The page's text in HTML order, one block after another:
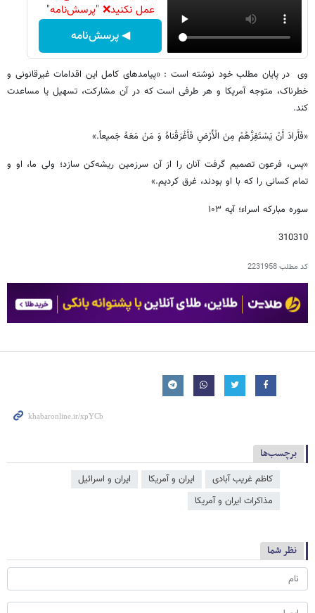
عمل نکنید❌ "پرسش‌نامه"
◀ پرسش‌نامه
وی در پایان مطلب خود نوشته است : «پیامدهای کامل این اقدامات غیرقانونی و
خطرناک، متوجه آمریکا و هر طرفی است که در آن مشارکت، تسهیل یا مساعدت
کند.
«فَأَرادَ أَنْ یَسْتَفِزَّهُمْ مِنَ الْأَرْضِ فَأَغْرَقْناهُ وَ مَنْ مَعَهُ جَمیعاً.»
«پس، فرعون تصمیم گرفت آنان را از آن سرزمین ریشه‌کن سازد؛ ولی ما، او و
تمام کسانی را که با او بودند، غرق کردیم.»
سوره مبارکه اسراء؛ آیه ۱۰۳
310310
کد مطلب2231958
برچسب‌ها
کاظم غریب آبادی ایران و آمریکا
ایران و اسرائیل
مذاکرات ایران و آمریکا
نظر شما